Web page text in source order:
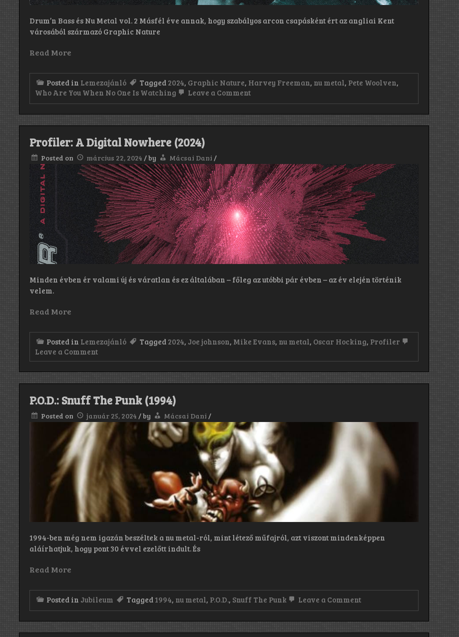
Drum’n Bass és Nu Metal vol. 2 Másfél éve annak, hogy szabályos arcon csapásként ért az angliai Kent
városából származó Graphic Nature
Read More
Posted in Lemezajánló Tagged 2024, Graphic Nature, Harvey Freeman, nu metal, Pete Woolven,
Who Are You When No One Is Watching
Leave a Commenton
Who
Are
Is
Watching
(2024)
Profiler: A Digital Nowhere (2024)
Posted on március 22, 2024 /by Mácsai Dani /
Minden évben ér valami új és váratlan és ez általában – főleg az utóbbi pár évben – az év elején történik
velem.
Read More
Posted in Lemezajánló Tagged 2024, Joe johnson, Mike Evans, nu metal, Oscar Hocking, Profiler
Leave a Commenton
Profiler:
Nowhere
(2024)
P.O.D.: Snuff The Punk (1994)
Posted on január 25, 2024 /by Mácsai Dani /
1994-ben még nem igazán beszéltek a nu metal-ról, mint létező műfajról, azt viszont mindenképpen
aláírhatjuk, hogy pont 30 évvel ezelőtt indult. És
Read More
Posted in Jubileum Tagged 1994, nu metal, P.O.D., Snuff The Punk Leave a Commenton
The
Punk